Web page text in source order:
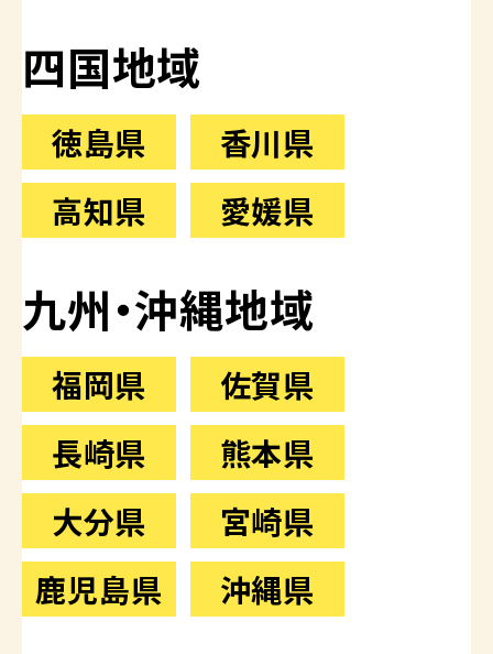
四国地域
徳島県
香川県
高知県
愛媛県
九州・沖縄地域
福岡県
佐賀県
長崎県
熊本県
大分県
宮崎県
鹿児島県
沖縄県